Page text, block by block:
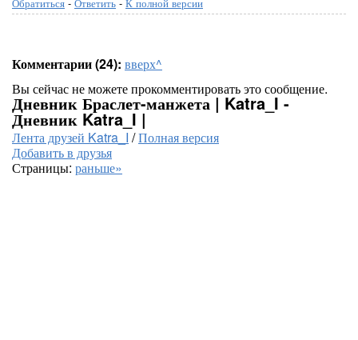
Комментарии (24): вверх^
Вы сейчас не можете прокомментировать это сообщение.
Дневник Браслет-манжета | Katra_I -
Дневник Katra_I |
Лента друзей Katra_I /Полная версия
Добавить в друзья
Страницы: раньше»